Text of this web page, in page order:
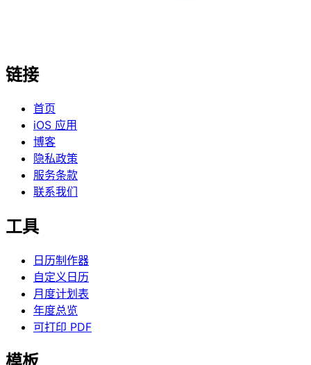
链接
首页
iOS 应用
博客
隐私政策
服务条款
联系我们
工具
日历制作器
自定义日历
月度计划表
年度总览
可打印 PDF